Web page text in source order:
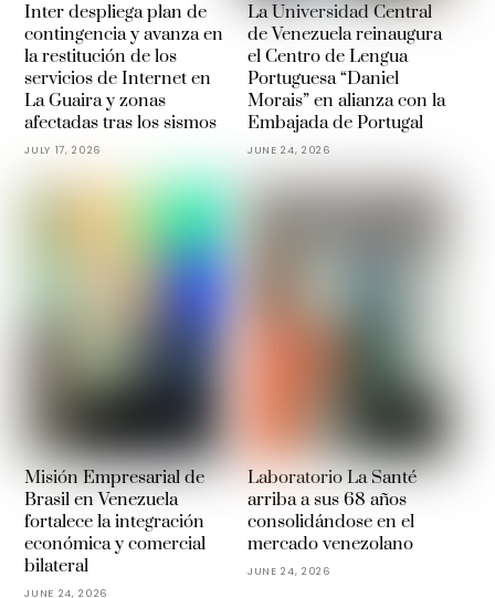
Inter despliega plan de
contingencia y avanza en
la restitución de los
servicios de Internet en
La Guaira y zonas
afectadas tras los sismos
JULY 17, 2026
La Universidad Central
de Venezuela reinaugura
el Centro de Lengua
Portuguesa “Daniel
Morais” en alianza con la
Embajada de Portugal
JUNE 24, 2026
Misión Empresarial de
Brasil en Venezuela
fortalece la integración
económica y comercial
bilateral
JUNE 24, 2026
Laboratorio La Santé
arriba a sus 68 años
consolidándose en el
mercado venezolano
JUNE 24, 2026